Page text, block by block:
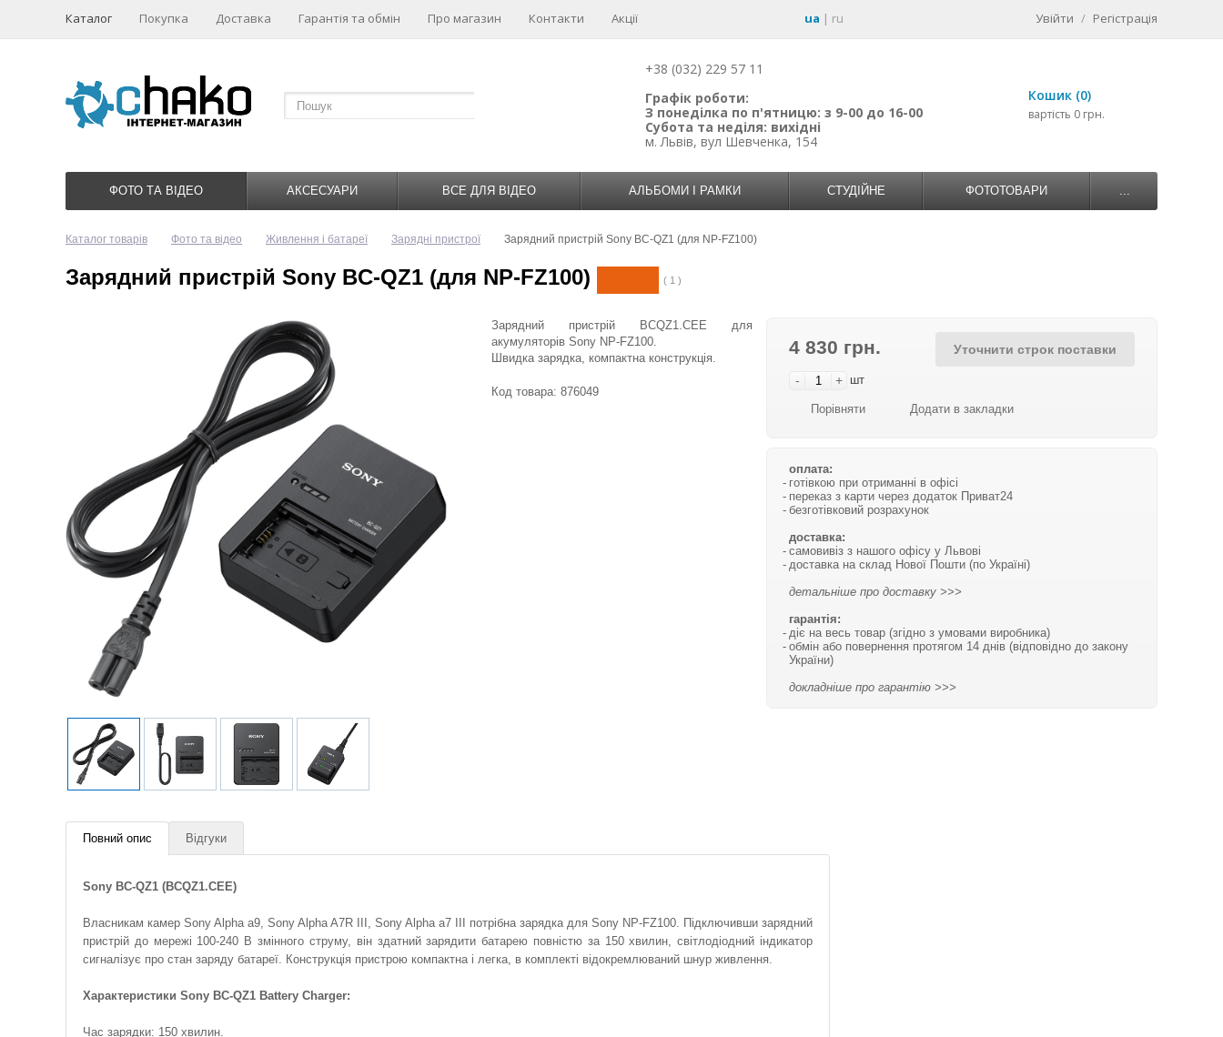
Каталог Покупка Доставка Гарантія та обмін Про магазин Контакти Акції ua | ru Увійти / Регістрація
+38 (032) 229 57 11
Графік роботи:
З понеділка по п'ятницю: з 9-00 до 16-00
Субота та неділя: вихідні
м. Львів, вул Шевченка, 154
Кошик (0)
вартість 0 грн.
ФОТО ТА ВІДЕО АКСЕСУАРИ ВСЕ ДЛЯ ВІДЕО АЛЬБОМИ І РАМКИ СТУДІЙНЕ ФОТОТОВАРИ ...
Каталог товарів Фото та відео Живлення і батареї Зарядні пристрої Зарядний пристрій Sony BC-QZ1 (для NP-FZ100)
Зарядний пристрій Sony BC-QZ1 (для NP-FZ100) ( 1 )
4 830 грн.
- + шт
Уточнити строк поставки
Порівняти Додати в закладки
оплата:
готівкою при отриманні в офісі
переказ з карти через додаток Приват24
безготівковий розрахунок
доставка:
самовивіз з нашого офісу у Львові
доставка на склад Нової Пошти (по Україні)
детальніше про доставку >>>
гарантія:
діє на весь товар (згідно з умовами виробника)
обмін або повернення протягом 14 днів (відповідно до закону
України)
докладніше про гарантію >>>
Зарядний пристрій BCQZ1.CEE для
акумуляторів Sony NP-FZ100.
Швидка зарядка, компактна конструкція.
Код товара: 876049
Повний опис Відгуки
Sony BC-QZ1 (BCQZ1.CEE)
Власникам камер Sony Alpha a9, Sony Alpha A7R III, Sony Alpha a7 III потрібна зарядка для Sony NP-FZ100. Підключивши зарядний
пристрій до мережі 100-240 В змінного струму, він здатний зарядити батарею повністю за 150 хвилин, світлодіодний індикатор
сигналізує про стан заряду батареї. Конструкція пристрою компактна і легка, в комплекті відокремлюваний шнур живлення.
Характеристики Sony BC-QZ1 Battery Charger:
Час зарядки: 150 хвилин.